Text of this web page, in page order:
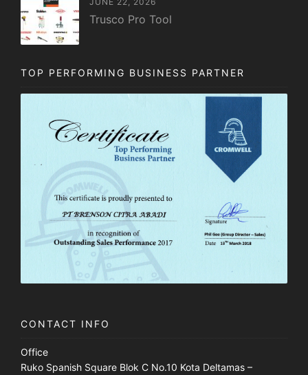
Trusco Pro Tool
TOP PERFORMING BUSINESS PARTNER
CONTACT INFO
Office
Ruko Spanish Square Blok C No.10 Kota Deltamas –